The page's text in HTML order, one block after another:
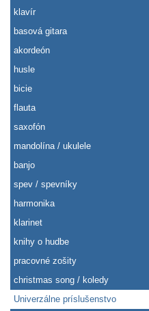
klavír
basová gitara
akordeón
husle
bicie
flauta
saxofón
mandolína / ukulele
banjo
spev / spevníky
harmonika
klarinet
knihy o hudbe
pracovné zošity
christmas song / koledy
Univerzálne príslušenstvo